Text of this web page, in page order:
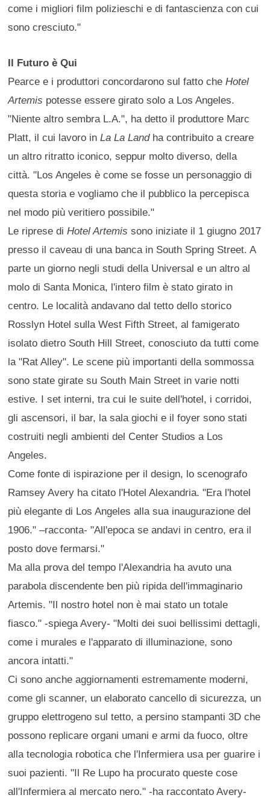
come i migliori film polizieschi e di fantascienza con cui
sono cresciuto."
Il Futuro è Qui
Pearce e i produttori concordarono sul fatto cheHotel
Artemis potesse essere girato solo a Los Angeles.
"Niente altro sembra L.A.", ha detto il produttore Marc
Platt, il cui lavoro inLa La Landha contribuito a creare
un altro ritratto iconico, seppur molto diverso, della
città. "Los Angeles è come se fosse un personaggio di
questa storia e vogliamo che il pubblico la percepisca
nel modo più veritiero possibile."
Le riprese diHotel Artemis sono iniziate il 1 giugno 2017
presso il caveau di una banca in South Spring Street. A
parte un giorno negli studi della Universal e un altro al
molo di Santa Monica, l'intero film è stato girato in
centro. Le località andavano dal tetto dello storico
Rosslyn Hotel sulla West Fifth Street, al famigerato
isolato dietro South Hill Street, conosciuto da tutti come
la "Rat Alley". Le scene più importanti della sommossa
sono state girate su South Main Street in varie notti
estive. I set interni, tra cui le suite dell'hotel, i corridoi,
gli ascensori, il bar, la sala giochi e il foyer sono stati
costruiti negli ambienti del Center Studios a Los
Angeles.
Come fonte di ispirazione per il design, lo scenografo
Ramsey Avery ha citato l'Hotel Alexandria. "Era l'hotel
più elegante di Los Angeles alla sua inaugurazione del
1906." –racconta- "All'epoca se andavi in centro, era il
posto dove fermarsi."
Ma alla prova del tempo l'Alexandria ha avuto una
parabola discendente ben più ripida dell'immaginario
Artemis. "Il nostro hotel non è mai stato un totale
fiasco." -spiega Avery- "Molti dei suoi bellissimi dettagli,
come i murales e l'apparato di illuminazione, sono
ancora intatti."
Ci sono anche aggiornamenti estremamente moderni,
come gli scanner, un elaborato cancello di sicurezza, un
gruppo elettrogeno sul tetto, a persino stampanti 3D che
possono replicare organi umani e armi da fuoco, oltre
alla tecnologia robotica che l'Infermiera usa per guarire i
suoi pazienti. "Il Re Lupo ha procurato queste cose
all'Infermiera al mercato nero." -ha raccontato Avery-